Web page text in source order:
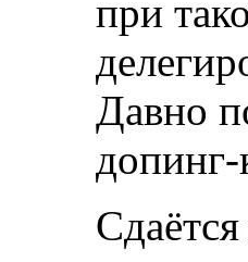
при
Давно
допинг-